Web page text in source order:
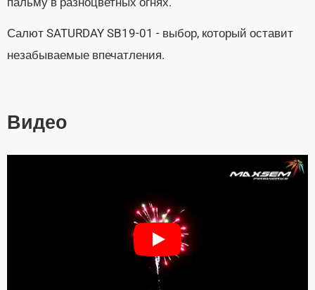
Салют SATURDAY SB19-01 - выбор, который оставит
незабываемые впечатления.
Видео